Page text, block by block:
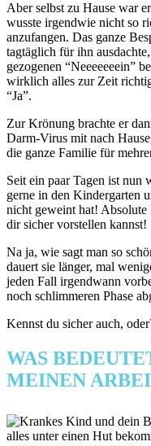
Aber selbst zu Hause war
wusste irgendwie nicht so
anzufangen. Das ganze
tagtäglich für ihn
gezogenen “Neeeeeeein”
wirklich alles zur Zeit
“Ja”.
Zur Krönung brachte er
Darm-Virus mit nach
die ganze Familie für
Seit ein paar Tagen ist nun
gerne in den Kindergarten
nicht geweint hat!
dir sicher vorstellen kannst!
Na ja, wie sagt man so
dauert sie länger, mal
jeden Fall irgendwann
noch schlimmeren Phase
Kennst du sicher auch,
WAS
MEINEN